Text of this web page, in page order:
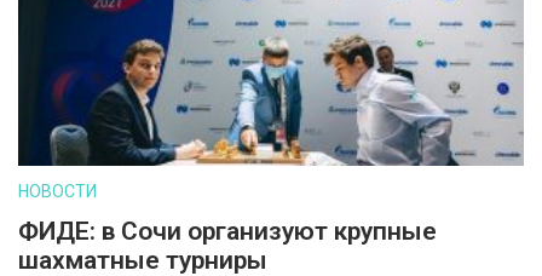
НОВОСТИ
ФИДЕ: в Сочи организуют крупные
шахматные турниры